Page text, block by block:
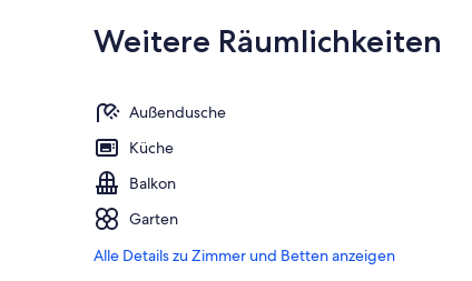
Weitere Räumlichkeiten
Außendusche
Küche
Balkon
Garten
Alle Details zu Zimmer und Betten anzeigen